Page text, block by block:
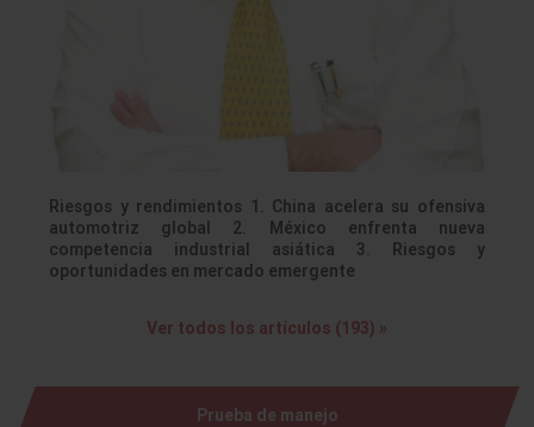
Riesgos y rendimientos 1. China acelera su ofensiva
automotriz global 2. México enfrenta nueva
competencia industrial asiática 3. Riesgos y
oportunidades en mercado emergente
Ver todos los artículos (193) »
Prueba de manejo